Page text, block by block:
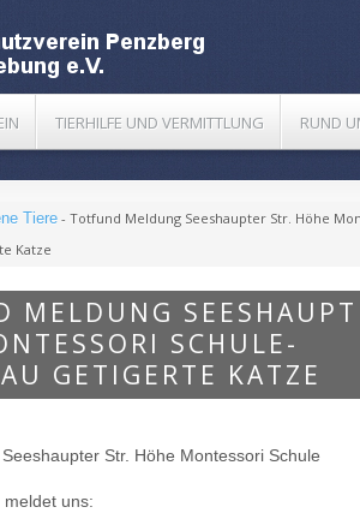
TIERHILFE UND VERMITTLUNG RUND
Tiere - Totfund Meldung Seeshaupter Str. Höhe
Katze
MELDUNG
SCHULE-
GETIGERTE KATZE
Str. Höhe Montessori Schule
meldet uns: